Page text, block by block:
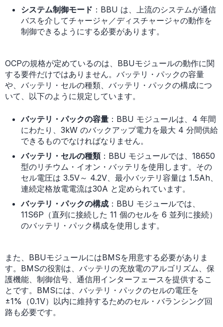
システム制御モード ：BBU は、上流のシステムが通信
バスを介してチャージャ／ディスチャージャの動作を
制御できるようにする必要があります。
OCPの規格が定めているのは、BBUモジュールの動作に関
する要件だけではありません。バッテリ・パックの容量
や、バッテリ・セルの種類、バッテリ・パックの構成につ
いて、以下のように規定しています。
バッテリ・パックの容量 ：BBU モジュールは、4 年間
にわたり、3kW のバックアップ電力を最大 4 分間供給
できるものでなければなりません。
バッテリ・セルの種類：BBU モジュールでは、18650
型のリチウム・イオン・バッテリを使用します。その
セル電圧は 3.5V～ 4.2V、最小バッテリ容量は 1.5Ah、
連続定格放電電流は30A と定められています。
バッテリ・パックの構成 ：BBU モジュールでは、
11S6P（直列に接続した 11 個のセルを 6 並列に接続）
のバッテリ・パック構成を使用します。
また、BBUモジュールにはBMSを用意する必要がありま
す。BMSの役割は、バッテリの充放電のアルゴリズム、保
護機能、制御信号、通信用インターフェースを提供するこ
とです。BMSには、バッテリ・パックのセルの電圧を
±1%（0.1V）以内に維持するためのセル・バランシング回
路も必要です。